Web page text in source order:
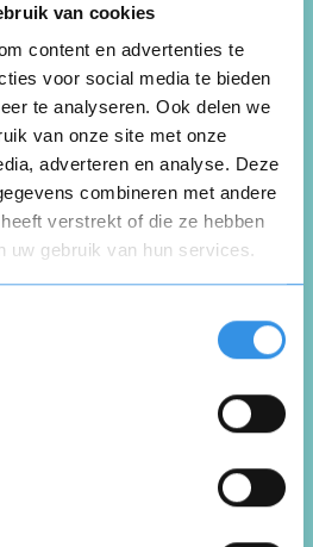
van cookies
content en advertenties te
voor social media te bieden
te analyseren. Ook delen we
van onze site met onze
adverteren en analyse. Deze
combineren met andere
verstrekt of die ze hebben
uw gebruik van hun services.